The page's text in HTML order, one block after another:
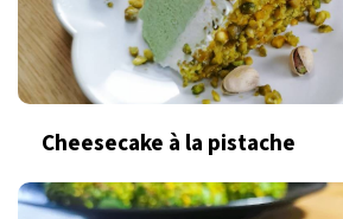
Cheesecake à la pistache